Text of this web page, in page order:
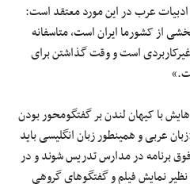
عرب در این مورد معتقد است:
از کشورما ایران است، متاسفانه
غیرکاربردی است و وقت گذاشتن برای
با کیهان لندن بر گفتگومحور بودن
عربی و همینطور زبان انگلیسی باید
برنامه در مدارس تدریس شوند و در
نمایش فیلم و گفتگوهای گروهی